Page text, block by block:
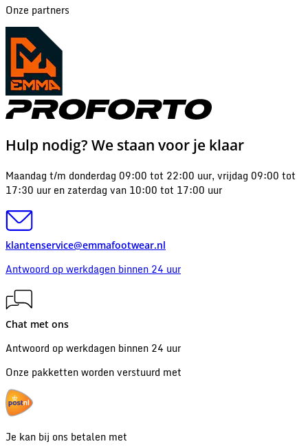
Onze partners
Hulp nodig? We staan voor je klaar
Maandag t/m donderdag 09:00 tot 22:00 uur, vrijdag 09:00 tot
17:30 uur en zaterdag van 10:00 tot 17:00 uur
klantenservice@emmafootwear.nl
Antwoord op werkdagen binnen 24 uur
Chat met ons
Antwoord op werkdagen binnen 24 uur
Onze pakketten worden verstuurd met
Je kan bij ons betalen met